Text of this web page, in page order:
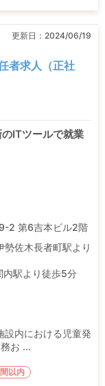
更新日： 2024/06/19
者求人（正社
ITツールで就業
2 第6吉本ビル2階
佐木長者町駅より
内駅より徒歩5分
設内における児童発
お ...
以内